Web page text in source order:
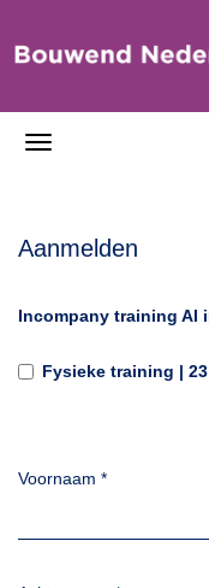
Aanmelden
Incompany training AI
Fysieke training |
Voornaam *